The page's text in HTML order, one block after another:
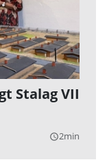
Stalag VII
query_builder2min